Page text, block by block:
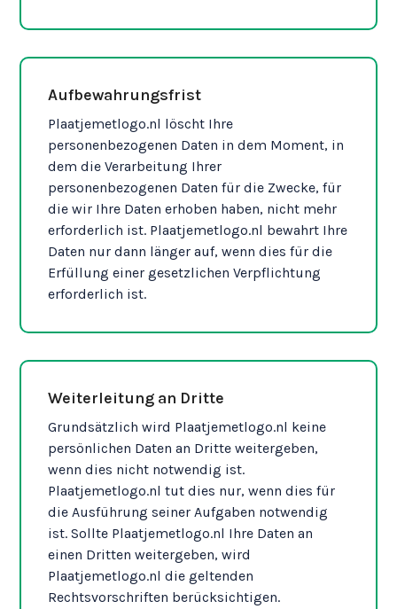
Aufbewahrungsfrist
Plaatjemetlogo.nl löscht Ihre
personenbezogenen Daten in dem Moment, in
dem die Verarbeitung Ihrer
personenbezogenen Daten für die Zwecke, für
die wir Ihre Daten erhoben haben, nicht mehr
erforderlich ist. Plaatjemetlogo.nl bewahrt Ihre
Daten nur dann länger auf, wenn dies für die
Erfüllung einer gesetzlichen Verpflichtung
erforderlich ist.
Weiterleitung an Dritte
Grundsätzlich wird Plaatjemetlogo.nl keine
persönlichen Daten an Dritte weitergeben,
wenn dies nicht notwendig ist.
Plaatjemetlogo.nl tut dies nur, wenn dies für
die Ausführung seiner Aufgaben notwendig
ist. Sollte Plaatjemetlogo.nl Ihre Daten an
einen Dritten weitergeben, wird
Plaatjemetlogo.nl die geltenden
Rechtsvorschriften berücksichtigen.